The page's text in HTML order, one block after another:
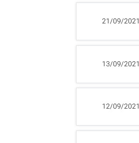
21/09/2021
13/09/2021
12/09/2021